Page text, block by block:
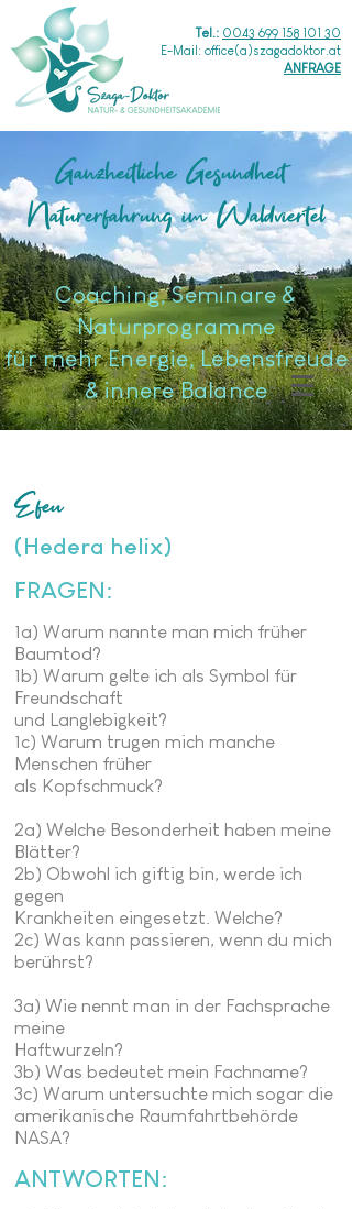
Tel.: 0043 699 158 101 30
E-Mail: office(a)szagadoktor.at
ANFRAGE
Ganzheitliche Gesundheit
Naturerfahrung im Waldviertel
​Coaching, Seminare &
Naturprogramme
für mehr Energie, Lebensfreude
& innere Balance
Efeu
(Hedera helix)
FRAGEN:
1a) Warum nannte man mich früher
Baumtod?
1b) Warum gelte ich als Symbol für
Freundschaft
und Langlebigkeit?
1c) Warum trugen mich manche
Menschen früher
als Kopfschmuck?
2a) Welche Besonderheit haben meine
Blätter?
2b) Obwohl ich giftig bin, werde ich
gegen
Krankheiten eingesetzt. Welche?
2c) Was kann passieren, wenn du mich
berührst?
3a) Wie nennt man in der Fachsprache
meine
Haftwurzeln?
3b) Was bedeutet mein Fachname?
3c) Warum untersuchte mich sogar die
amerikanische Raumfahrtbehörde
NASA?
ANTWORTEN: